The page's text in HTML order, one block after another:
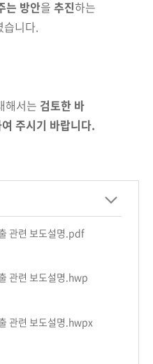
는 방안을 추진하는
습니다.
해서는 검토한 바
주시기 바랍니다.
관련 보도설명.pdf
관련 보도설명.hwp
관련 보도설명.hwpx